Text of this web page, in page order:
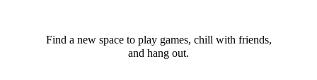
Find a new space to play games, chill with friends,
and hang out.